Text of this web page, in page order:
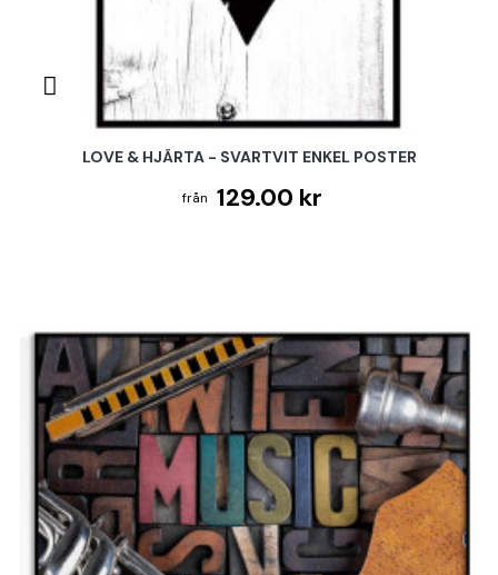
LOVE & HJÄRTA - SVARTVIT ENKEL POSTER
129.00 kr